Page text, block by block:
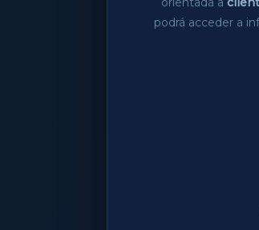
podrá acceder a